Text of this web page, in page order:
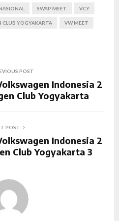
SWAP MEET VCY
CLUB YOGYAKARTA VW MEET
POST
Indonesia 2
Club Yogyakarta
POST
Indonesia 2
Club Yogyakarta 3